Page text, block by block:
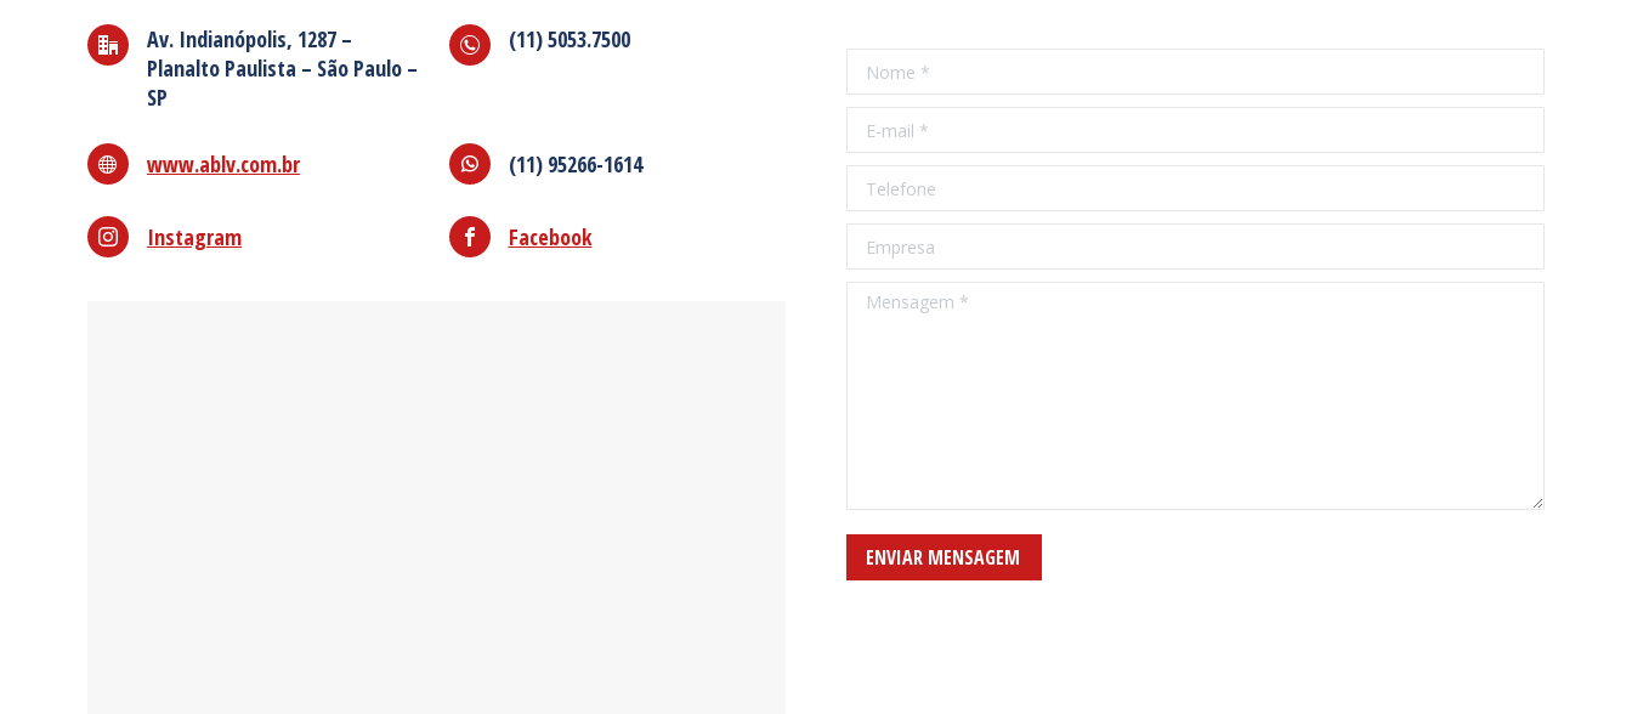
Av. Indianópolis, 1287 –
Planalto Paulista – São Paulo –
SP
(11) 5053.7500
www.ablv.com.br (11) 95266-1614
Instagram Facebook
Nome *
E-mail *
Telefone
Empresa
Mensagem *
ENVIAR MENSAGEM